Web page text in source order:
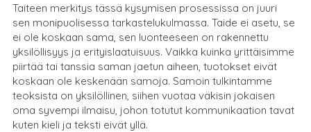
Taiteen merkitys tässä kysymisen prosessissa on juuri
sen monipuolisessa tarkastelukulmassa. Taide ei asetu, se
ei ole koskaan sama, sen luonteeseen on rakennettu
yksilöllisyys ja erityislaatuisuus. Vaikka kuinka yrittäisimme
piirtää tai tanssia saman jaetun aiheen, tuotokset eivät
koskaan ole keskenään samoja. Samoin tulkintamme
teoksista on yksilöllinen, siihen vuotaa väkisin jokaisen
oma syvempi ilmaisu, johon totutut kommunikaation tavat
kuten kieli ja teksti eivät yllä.